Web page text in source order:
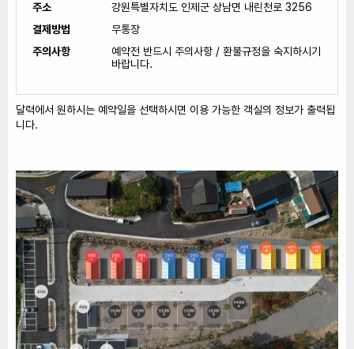
주소
강원특별자치도 인제군 상남면 내린천로 3256
결제방법
무통장
주의사항
예약전 반드시 주의사항 / 환불규정을 숙지하시기
바랍니다.
달력에서 원하시는 예약일을 선택하시면 이용 가능한 객실의 정보가 출력됩
니다.